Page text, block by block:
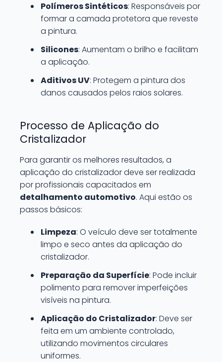
Polímeros Sintéticos: Responsáveis por
formar a camada protetora que reveste
a pintura.
Silicones: Aumentam o brilho e facilitam
a aplicação.
Aditivos UV: Protegem a pintura dos
danos causados pelos raios solares.
Processo de Aplicação do
Cristalizador
Para garantir os melhores resultados, a
aplicação do cristalizador deve ser realizada
por profissionais capacitados em
detalhamento automotivo. Aqui estão os
passos básicos:
Limpeza: O veículo deve ser totalmente
limpo e seco antes da aplicação do
cristalizador.
Preparação da Superfície: Pode incluir
polimento para remover imperfeições
visíveis na pintura.
Aplicação do Cristalizador: Deve ser
feita em um ambiente controlado,
utilizando movimentos circulares
uniformes.